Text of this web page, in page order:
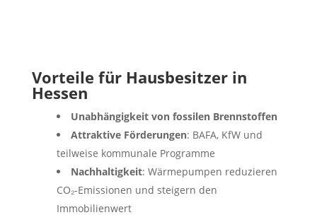
Vorteile für Hausbesitzer in
Hessen
Unabhängigkeit von fossilen Brennstoffen
Attraktive Förderungen: BAFA, KfW und
teilweise kommunale Programme
Nachhaltigkeit: Wärmepumpen reduzieren
CO₂-Emissionen und steigern den
Immobilienwert